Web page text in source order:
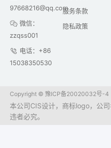
97668216@qq.com
微信：
zzqss001
电话：+86
15038350530
服务条款
隐私政策
Copyright © 豫ICP备20020032号-4
本公司CIS设计，商标logo，公
违者必究。